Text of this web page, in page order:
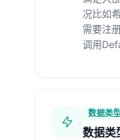
况比如
需要注
调用
数据类
数据类